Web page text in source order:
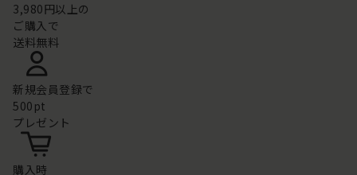
3,980円以上の
ご購入で
送料無料
新規会員登録で
500pt
プレゼント
購入時